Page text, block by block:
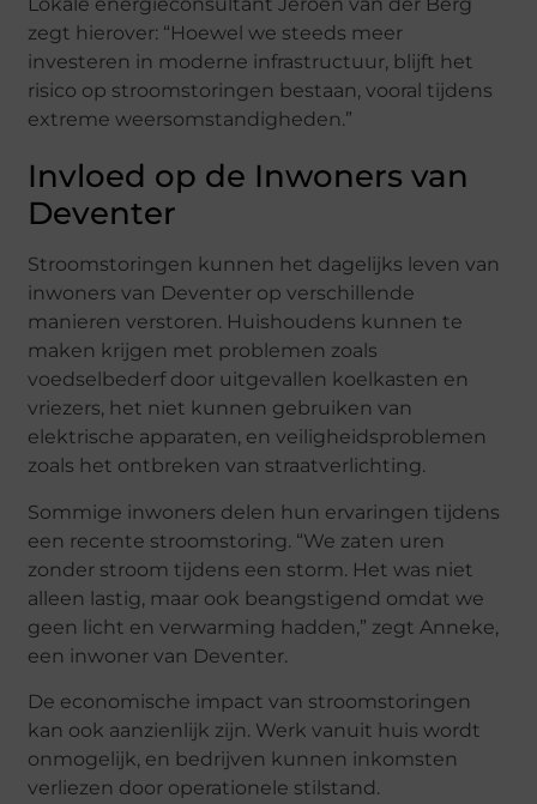
Lokale energieconsultant Jeroen van der Berg
zegt hierover: “Hoewel we steeds meer
investeren in moderne infrastructuur, blijft het
risico op stroomstoringen bestaan, vooral tijdens
extreme weersomstandigheden.”
Invloed op de Inwoners van
Deventer
Stroomstoringen kunnen het dagelijks leven van
inwoners van Deventer op verschillende
manieren verstoren. Huishoudens kunnen te
maken krijgen met problemen zoals
voedselbederf door uitgevallen koelkasten en
vriezers, het niet kunnen gebruiken van
elektrische apparaten, en veiligheidsproblemen
zoals het ontbreken van straatverlichting.
Sommige inwoners delen hun ervaringen tijdens
een recente stroomstoring. “We zaten uren
zonder stroom tijdens een storm. Het was niet
alleen lastig, maar ook beangstigend omdat we
geen licht en verwarming hadden,” zegt Anneke,
een inwoner van Deventer.
De economische impact van stroomstoringen
kan ook aanzienlijk zijn. Werk vanuit huis wordt
onmogelijk, en bedrijven kunnen inkomsten
verliezen door operationele stilstand.